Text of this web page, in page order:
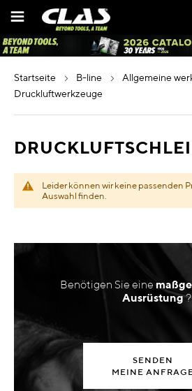
Inhalt
startseite b-line
allgemeine
druckluftwerkzeuge
Leider können wir keine passenden
Auswahl finden.
Benötigen Sie eine
Ausrüstung?
SENDEN
MEINE